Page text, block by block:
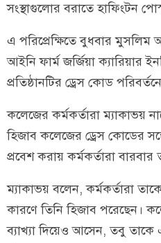
সংস্থাগুলোর বরাতে হাফিংটন
এ পরিপ্রেক্ষিতে বুধবার মুসলিম
আইনি ফার্ম জর্জিয়া ক্যারিয়ার
প্রতিষ্ঠানটির ড্রেস কোড
কলেজের কর্মকর্তারা ম্যাকাভয়
হিজাব কলেজের ড্রেস কোডের
প্রবেশ করায় কর্মকর্তারা
ম্যাকাভয় বলেন, কর্মকর্তারা
কারণে তিনি হিজাব পরেছেন।
ব্যাখ্যা দিয়েও আসেন, তবু